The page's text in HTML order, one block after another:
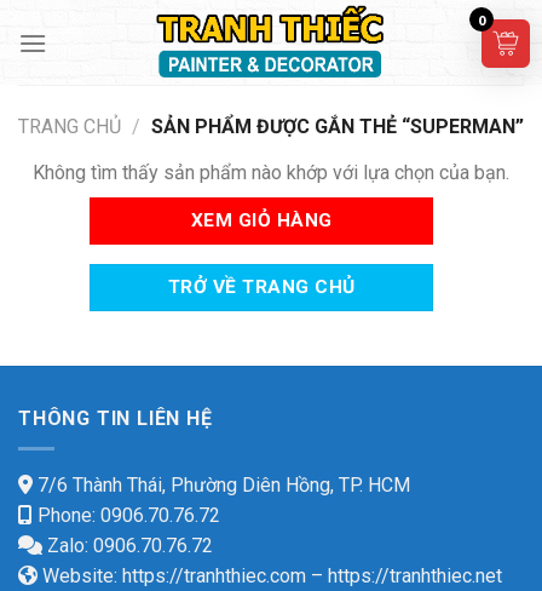
TRANG CHỦ / SẢN PHẨM ĐƯỢC GẮN THẺ “SUPERMAN”
Không tìm thấy sản phẩm nào khớp với lựa chọn của bạn.
XEM GIỎ HÀNG
TRỞ VỀ TRANG CHỦ
THÔNG TIN LIÊN HỆ
7/6 Thành Thái, Phường Diên Hồng, TP. HCM
Phone: 0906.70.76.72
Zalo: 0906.70.76.72
Website: https://tranhthiec.com – https://tranhthiec.net
0